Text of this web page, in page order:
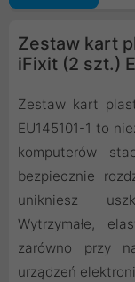
Zestaw kart
iFixit (2 szt.)
Zestaw kart
EU145101-1 to
komputerów
bezpiecznie
unikniesz
Wytrzymałe,
zarówno przy
urządzeń